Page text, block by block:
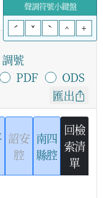
聲調符號小鍵盤
ˊ
ˇ ˋ ^ +
調號
PDF
ODS
匯出
詔安
腔
南四
縣腔
回檢
索清
單